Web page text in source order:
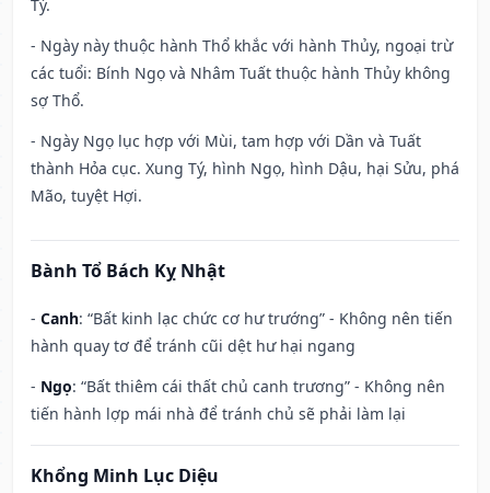
Tý.
- Ngày này thuộc hành Thổ khắc với hành Thủy, ngoại trừ
các tuổi: Bính Ngọ và Nhâm Tuất thuộc hành Thủy không
sợ Thổ.
- Ngày Ngọ lục hợp với Mùi, tam hợp với Dần và Tuất
thành Hỏa cục. Xung Tý, hình Ngọ, hình Dậu, hại Sửu, phá
Mão, tuyệt Hợi.
Bành Tổ Bách Kỵ Nhật
- Canh: “Bất kinh lạc chức cơ hư trướng” - Không nên tiến
hành quay tơ để tránh cũi dệt hư hại ngang
- Ngọ: “Bất thiêm cái thất chủ canh trương” - Không nên
tiến hành lợp mái nhà để tránh chủ sẽ phải làm lại
Khổng Minh Lục Diệu